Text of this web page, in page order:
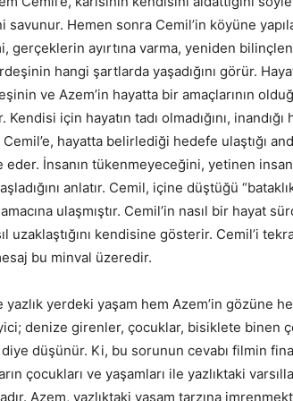
savunur. Hemen sonra Cemil’in köyüne
gerçeklerin ayırtına varma, yeniden
hangi şartlarda yaşadığını görür.
ve Azem’in hayatta bir amaçlarının
için hayatın tadı olmadığını,
Cemil’e, hayatta belirlediği hedefe ulaştığı
eder. İnsanın tükenmeyeceğini, yetinen
anlatır. Cemil, içine düştüğü
ulaşmıştır. Cemil’in nasıl bir hayat
uzaklaştığını kendisine gösterir. Cemil’i
bu minval üzeredir.
yerdeki yaşam hem Azem’in gözüne
denize girenler, çocuklar, bisiklete binen
düşünür. Ki, bu sorunun cevabı filmin
çocukları ve yaşamları ile yazlıktaki
Azem, yazlıktaki yaşam tarzına